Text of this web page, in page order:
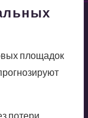
площадок
потери